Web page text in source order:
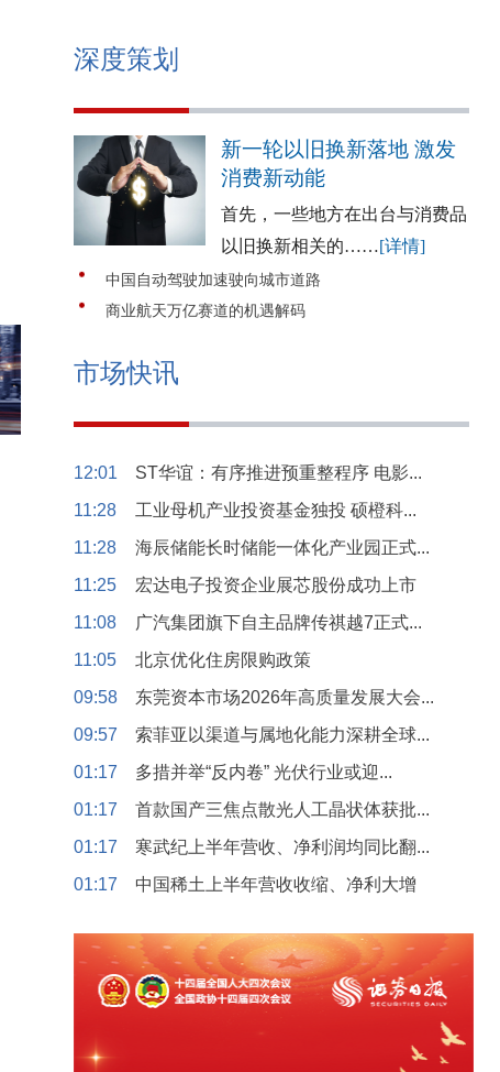
深度策划
新一轮以旧换新落地 激发
消费新动能
首先，一些地方在出台与消费品
以旧换新相关的……[详情]
中国自动驾驶加速驶向城市道路
商业航天万亿赛道的机遇解码
市场快讯
12:01
ST华谊：有序推进预重整程序 电影...
11:28
工业母机产业投资基金独投 硕橙科...
11:28
海辰储能长时储能一体化产业园正式...
11:25
宏达电子投资企业展芯股份成功上市
11:08
广汽集团旗下自主品牌传祺越7正式...
11:05
北京优化住房限购政策
09:58
东莞资本市场2026年高质量发展大会...
09:57
索菲亚以渠道与属地化能力深耕全球...
01:17
多措并举“反内卷” 光伏行业或迎...
01:17
首款国产三焦点散光人工晶状体获批...
01:17
寒武纪上半年营收、净利润均同比翻...
01:17
中国稀土上半年营收收缩、净利大增